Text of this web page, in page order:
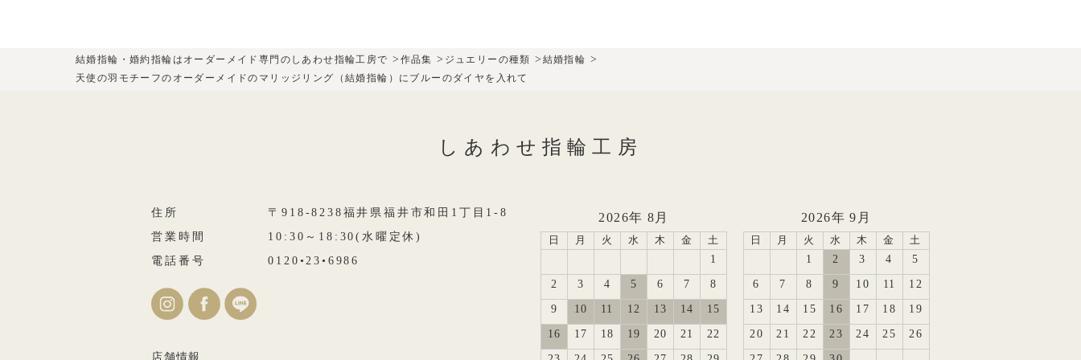
結婚指輪・婚約指輪はオーダーメイド専門のしあわせ指輪工房で > 作品集 > ジュエリーの種類 > 結婚指輪 >
天使の羽モチーフのオーダーメイドのマリッジリング（結婚指輪）にブルーのダイヤを入れて
しあわせ指輪工房
住所
〒918-8238福井県福井市和田1丁目1-8
営業時間
10:30～18:30(水曜定休)
電話番号
0120•23•6986
店舗情報
2026年 8月
日 月 火 水 木 金 土
1
2 3 4 5 6 7 8
9 10 11 12 13 14 15
16 17 18 19 20 21 22
2026年 9月
日 月 火 水 木 金 土
1 2 3 4 5
6 7 8 9 10 11 12
13 14 15 16 17 18 19
20 21 22 23 24 25 26